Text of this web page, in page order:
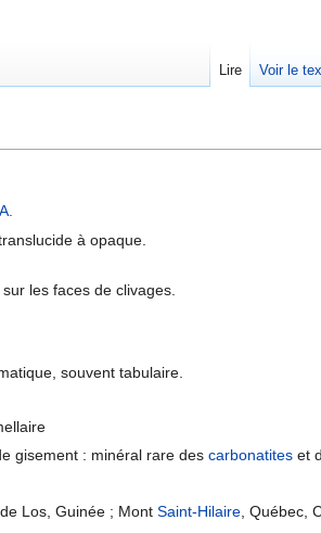
à opaque.
les faces de clivages.
souvent tabulaire.
gisement : minéral rare descarbonatites et
Los, Guinée ; MontSaint-Hilaire, Québec,
Lire Voir le